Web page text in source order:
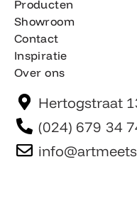
Producten
Showroom
Contact
Inspiratie
Over ons
Hertogstraat
(024) 679 34